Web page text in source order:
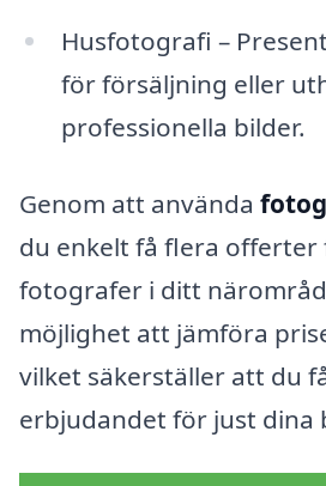
Husfotografi –
för försäljning eller
professionella bilder.
Genom att använda
du enkelt få flera offerter
fotografer i ditt
möjlighet att jämföra
vilket säkerställer att du
erbjudandet för just dina